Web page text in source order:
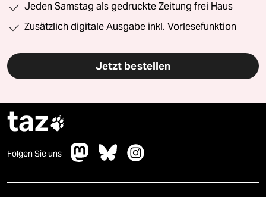
Jeden Samstag als gedruckte Zeitung frei Haus
Zusätzlich digitale Ausgabe inkl. Vorlesefunktion
Jetzt bestellen
taz
Folgen Sie uns